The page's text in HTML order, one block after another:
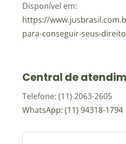
Disponível em:
https://
para-conseguir-seus-
Central de
Telefone: (11) 2063-2605
WhatsApp: (11) 94318-1794